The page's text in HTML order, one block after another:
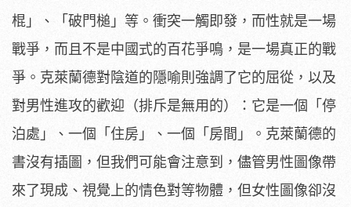
棍」、「破門槌」等。衝突一觸即發，而性就是一場
戰爭，而且不是中國式的百花爭鳴，是一場真正的戰
爭。克萊蘭德對陰道的隱喻則強調了它的屈從，以及
對男性進攻的歡迎（排斥是無用的）：它是一個「停
泊處」、一個「住房」、一個「房間」。克萊蘭德的
書沒有插圖，但我們可能會注意到，儘管男性圖像帶
來了現成、視覺上的情色對等物體，但女性圖像卻沒